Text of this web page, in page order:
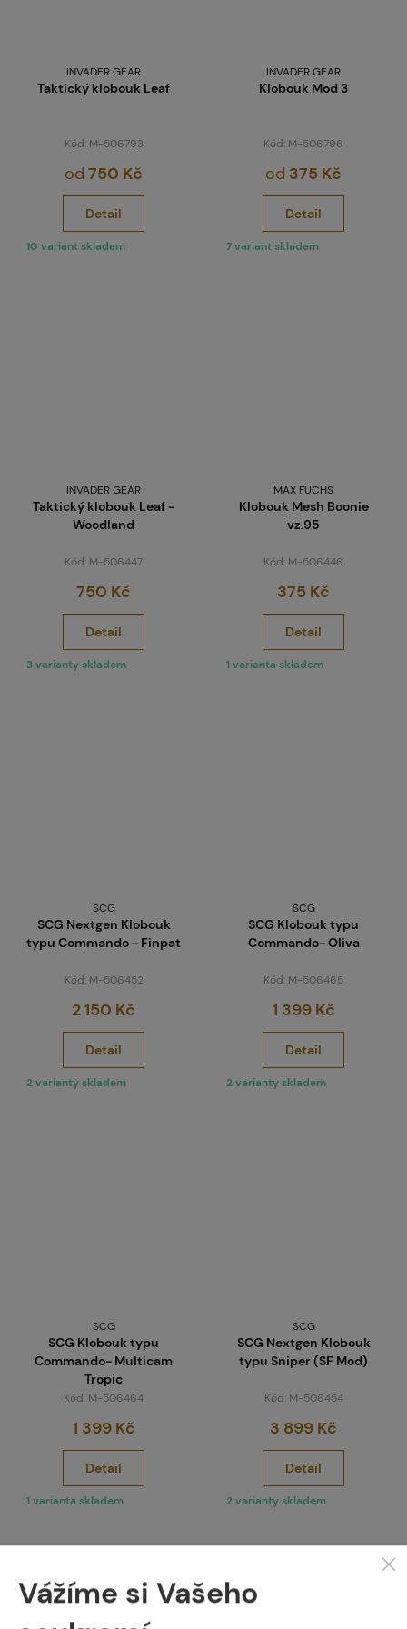
INVADER GEAR
Taktický klobouk Leaf
Kód: M-506793
od 750 Kč
Detail
10 variant skladem
INVADER GEAR
Klobouk Mod 3
Kód: M-506796
od 375 Kč
Detail
7 variant skladem
INVADER GEAR
Taktický klobouk Leaf -
Woodland
Kód: M-506447
750 Kč
Detail
3 varianty skladem
MAX FUCHS
Klobouk Mesh Boonie
vz.95
Kód: M-506446
375 Kč
Detail
1 varianta skladem
SCG
SCG Nextgen Klobouk
typu Commando - Finpat
Kód: M-506452
2 150 Kč
Detail
2 varianty skladem
SCG
SCG Klobouk typu
Commando- Oliva
Kód: M-506465
1 399 Kč
Detail
2 varianty skladem
SCG
SCG Klobouk typu
Commando- Multicam
Tropic
Kód: M-506464
1 399 Kč
Detail
1 varianta skladem
SCG
SCG Nextgen Klobouk
typu Sniper (SF Mod)
Kód: M-506454
3 899 Kč
Detail
2 varianty skladem
Vážíme si Vašeho